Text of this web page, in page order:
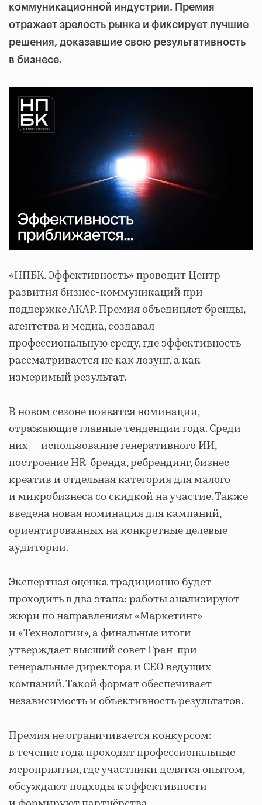
коммуникационной индустрии. Премия
отражает зрелость рынка и фиксирует лучшие
решения, доказавшие свою результативность
в бизнесе.
«НПБК. Эффективность» проводит Центр
развития бизнес-коммуникаций при
поддержке АКАР. Премия объединяет бренды,
агентства и медиа, создавая
профессиональную среду, где эффективность
рассматривается не как лозунг, а как
измеримый результат.
В новом сезоне появятся номинации,
отражающие главные тенденции года. Среди
них — использование генеративного ИИ,
построение HR-бренда, ребрендинг, бизнес-
креатив и отдельная категория для малого
и микробизнеса со скидкой на участие. Также
введена новая номинация для кампаний,
ориентированных на конкретные целевые
аудитории.
Экспертная оценка традиционно будет
проходить в два этапа: работы анализируют
жюри по направлениям «Маркетинг»
и «Технологии», а финальные итоги
утверждает высший совет Гран-при —
генеральные директора и СЕО ведущих
компаний. Такой формат обеспечивает
независимость и объективность результатов.
Премия не ограничивается конкурсом:
в течение года проходят профессиональные
мероприятия, где участники делятся опытом,
обсуждают подходы к эффективности